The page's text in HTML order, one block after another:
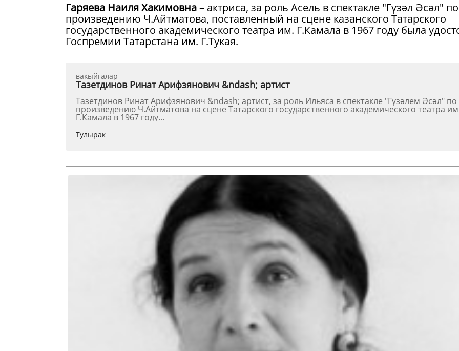
Гаряева Наиля Хакимовна– актриса, за роль Асель в спектакле "Гүзәл Әсәл" по
произведению Ч.Айтматова, поставленный на сцене казанского Татарского
государственного академического театра им. Г.Камала в 1967 году была
Госпремии Татарстана им. Г.Тукая.
вакыйгалар
Тазетдинов Ринат Арифзянович &ndash; артист
Тазетдинов Ринат Арифзянович &ndash; артист, за роль Ильяса в спектакле "Гүзәлем Әсәл" по
произведению Ч.Айтматова на сцене Татарского государственного академического театра
Г.Камала в 1967 году...
Тулырак